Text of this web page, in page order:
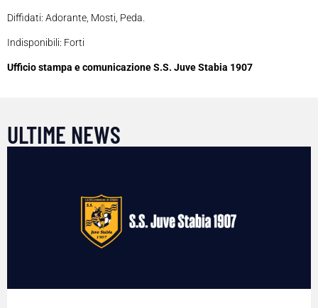
Diffidati: Adorante, Mosti, Peda.
Indisponibili: Forti
Ufficio stampa e comunicazione S.S. Juve Stabia 1907
ULTIME NEWS